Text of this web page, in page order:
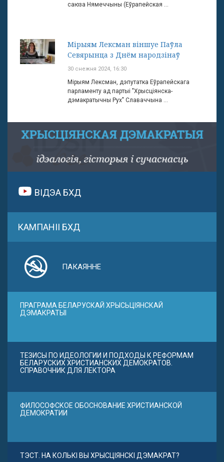
саюза Нямеччыны (Еўрапейская ...
Мірыям Лексман віншуе Паўла
Севярынца з Днём народзінаў
30 снежня 2024, 16:30
Мірыям Лексман, дэпутатка Еўрапейскага
парламенту ад партыі "Хрысціянска-
дэмакратычны Рух" Славаччына ...
ВІДЭА БХД
КАМПАНІІ БХД
ПАКАЯННЕ
ПРАГРАМА БЕЛАРУСКАЙ ХРЫСЬЦІЯНСКАЙ
ДЭМАКРАТЫІ
ТЕЗИСЫ ПО ИДЕОЛОГИИ И ПОДХОДЫ К РЕФОРМАМ
БЕЛАРУСКИХ ХРИСТИАНСКИХ ДЕМОКРАТОВ.
СПРАВОЧНИК ДЛЯ ЛЕКТОРА
ФИЛОСОФСКОЕ ОБОСНОВАНИЕ ХРИСТИАНСКОЙ
ДЕМОКРАТИИ
ТЭСТ. НА КОЛЬКІ ВЫ ХРЫСЦІЯНСКІ ДЭМАКРАТ?